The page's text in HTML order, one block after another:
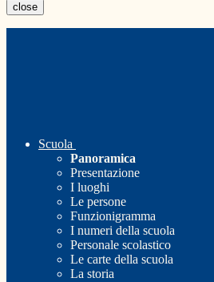
close
Scuola
Panoramica
Presentazione
I luoghi
Le persone
Funzionigramma
I numeri della scuola
Personale scolastico
Le carte della scuola
La storia